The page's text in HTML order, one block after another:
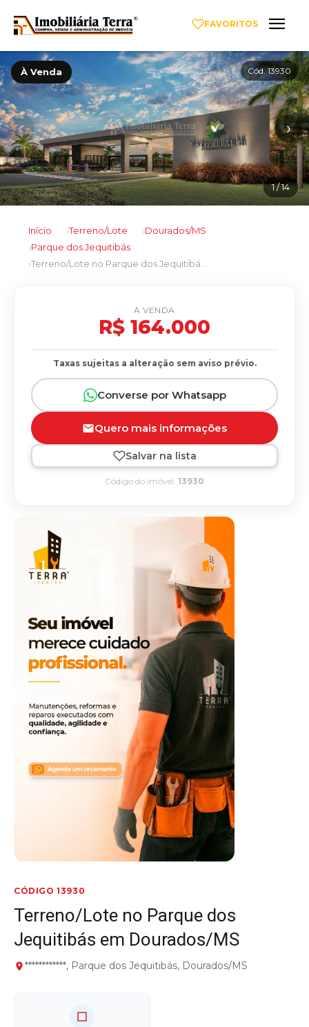
FAVORITOS
À Venda Cód. 13930
‹ ›
1/ 14
Início Terreno/Lote
Dourados/MS
Parque dos Jequitibás
CÓDIGO 13930
Terreno/Lote no Parque dos
Jequitibás em Dourados/MS
************, Parque dos Jequitibás, Dourados/MS
À VENDA
R$ 164.000
Taxas sujeitas a alteração sem aviso prévio.
Converse por Whatsapp
Quero mais informações
Salvar na lista
Código do imóvel: 13930